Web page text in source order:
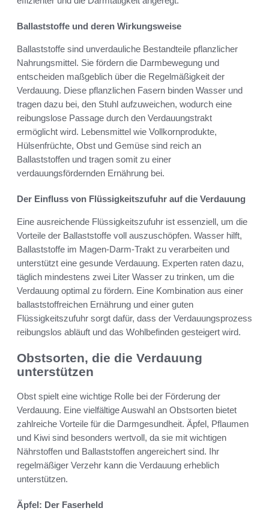
Ballaststoffe und deren Wirkungsweise
Ballaststoffe sind unverdauliche Bestandteile pflanzlicher
Nahrungsmittel. Sie fördern die Darmbewegung und
entscheiden maßgeblich über die Regelmäßigkeit der
Verdauung. Diese pflanzlichen Fasern binden Wasser und
tragen dazu bei, den Stuhl aufzuweichen, wodurch eine
reibungslose Passage durch den Verdauungstrakt
ermöglicht wird. Lebensmittel wie Vollkornprodukte,
Hülsenfrüchte, Obst und Gemüse sind reich an
Ballaststoffen und tragen somit zu einer
verdauungsfördernden Ernährung bei.
Der Einfluss von Flüssigkeitszufuhr auf die Verdauung
Eine ausreichende Flüssigkeitszufuhr ist essenziell, um die
Vorteile der Ballaststoffe voll auszuschöpfen. Wasser hilft,
Ballaststoffe im Magen-Darm-Trakt zu verarbeiten und
unterstützt eine gesunde Verdauung. Experten raten dazu,
täglich mindestens zwei Liter Wasser zu trinken, um die
Verdauung optimal zu fördern. Eine Kombination aus einer
ballaststoffreichen Ernährung und einer guten
Flüssigkeitszufuhr sorgt dafür, dass der Verdauungsprozess
reibungslos abläuft und das Wohlbefinden gesteigert wird.
Obstsorten, die die Verdauung
unterstützen
Obst spielt eine wichtige Rolle bei der Förderung der
Verdauung. Eine vielfältige Auswahl an Obstsorten bietet
zahlreiche Vorteile für die Darmgesundheit. Äpfel, Pflaumen
und Kiwi sind besonders wertvoll, da sie mit wichtigen
Nährstoffen und Ballaststoffen angereichert sind. Ihr
regelmäßiger Verzehr kann die Verdauung erheblich
unterstützen.
Äpfel: Der Faserheld